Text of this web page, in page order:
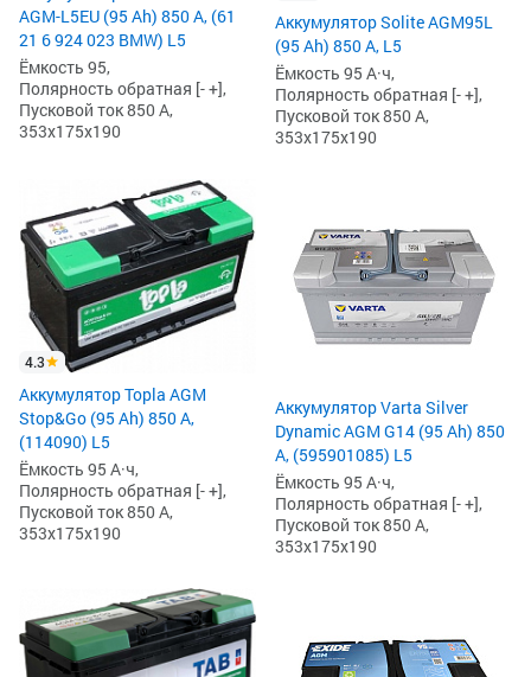
AGM-L5EU (95 Ah) 850 А, (61
21 6 924 023 BMW) L5
Ёмкость 95,
Полярность обратная [- +],
Пусковой ток 850 А,
353x175x190
Аккумулятор Solite AGM95L
(95 Ah) 850 А, L5
Ёмкость 95 А·ч,
Полярность обратная [- +],
Пусковой ток 850 А,
353x175x190
4.3
Аккумулятор Topla AGM
Stop&Go (95 Ah) 850 А,
(114090) L5
Ёмкость 95 А·ч,
Полярность обратная [- +],
Пусковой ток 850 А,
353x175x190
Аккумулятор Varta Silver
Dynamic AGM G14 (95 Ah) 850
А, (595901085) L5
Ёмкость 95 А·ч,
Полярность обратная [- +],
Пусковой ток 850 А,
353x175x190